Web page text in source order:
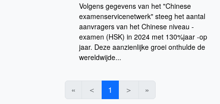
Volgens gegevens van het "Chinese
examenservicenetwerk" steeg het aantal
aanvragers van het Chinese niveau -
examen (HSK) in 2024 met 130%jaar -op
jaar. Deze aanzienlijke groei onthulde de
wereldwijde...
« ＜ 1 ＞ »